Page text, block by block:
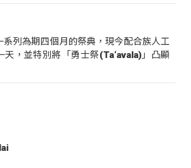
系列為期四個月的祭典，現今配合族人工
天，並特別將「勇士祭(Ta‘avala)」凸顯